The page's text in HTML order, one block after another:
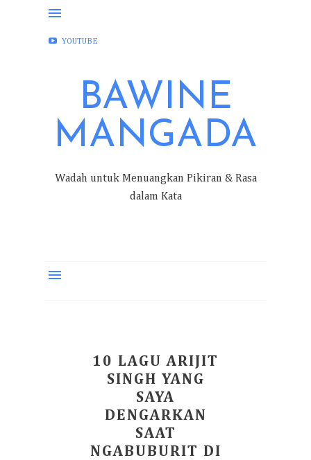
FACEBOOK
YOUTUBE
BAWINE
MANGADA
Wadah untuk Menuangkan Pikiran & Rasa
dalam Kata
10 LAGU ARIJIT
SINGH YANG
SAYA
DENGARKAN
SAAT
NGABUBURIT DI